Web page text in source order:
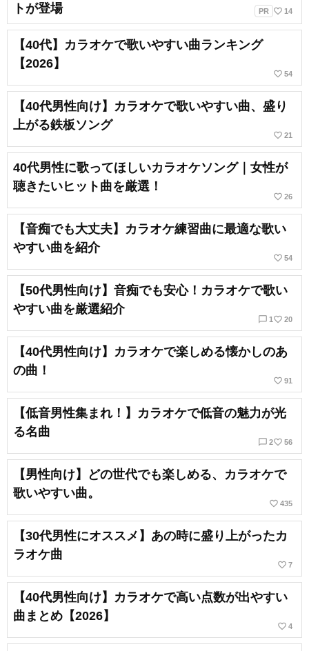
トが登場
PR favorite_border 14
【40代】カラオケで歌いやすい曲ランキング
【2026】
favorite_border 54
【40代男性向け】カラオケで歌いやすい曲、盛り
上がる鉄板ソング
favorite_border 21
40代男性に歌ってほしいカラオケソング｜女性が
聴きたいヒット曲を厳選！
favorite_border 26
【音痴でも大丈夫】カラオケ練習曲に最適な歌い
やすい曲を紹介
favorite_border 54
【50代男性向け】音痴でも安心！カラオケで歌い
やすい曲を厳選紹介
chat_bubble_outline 1 favorite_border 20
【40代男性向け】カラオケで楽しめる懐かしのあ
の曲！
favorite_border 91
【低音男性集まれ！】カラオケで低音の魅力が光
る名曲
chat_bubble_outline 2favorite_border 56
【男性向け】どの世代でも楽しめる、カラオケで
歌いやすい曲。
favorite_border 435
【30代男性にオススメ】あの時に盛り上がったカ
ラオケ曲
favorite_border 7
【40代男性向け】カラオケで高い点数が出やすい
曲まとめ【2026】
favorite_border 4